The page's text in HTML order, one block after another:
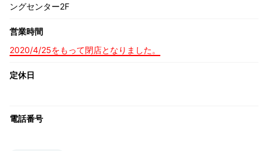
ングセンター2F
営業時間
2020/4/25をもって閉店となりました。
定休日
電話番号